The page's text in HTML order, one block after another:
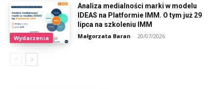
Wydarzenia
Analiza medialności marki w modelu
IDEAS na Platformie IMM. O tym już 29
lipca na szkoleniu IMM
Małgorzata Baran - 20/07/2026